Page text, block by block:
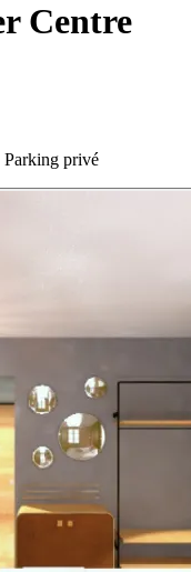
Centre
Parking privé